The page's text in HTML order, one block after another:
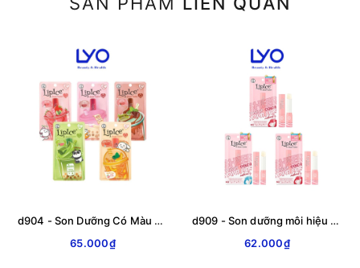
d904 - Son Dưỡng Có Màu Lipice Sheer Color Q phiên bản Thỏ Bảy Màu 2,4Gr
65.000₫
d909 - Son dưỡng môi hiệu chỉnh ửng hồng tự nhiên Lipice Sheer Color 2.4g
62.000₫